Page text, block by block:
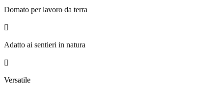
Domato per lavoro da terra

Adatto ai sentieri in natura

Versatile